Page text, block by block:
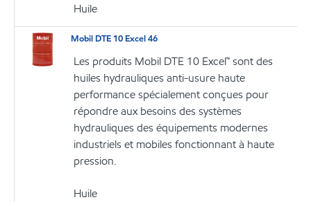
Huile
Mobil DTE 10 Excel 46
Les produits Mobil DTE 10 Excel™ sont des
huiles hydrauliques anti-usure haute
performance spécialement conçues pour
répondre aux besoins des systèmes
hydrauliques des équipements modernes
industriels et mobiles fonctionnant à haute
pression.
Huile